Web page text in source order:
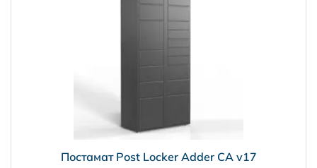
Постамат Post Locker Adder CA v17